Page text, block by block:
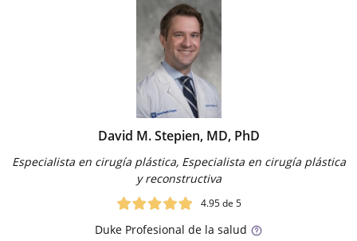
David M. Stepien, MD, PhD
Especialista en cirugía plástica, Especialista en cirugía plástica
y reconstructiva
4.95de 5
Duke Profesional de la salud